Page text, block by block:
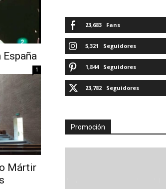
España
1
Mártir
23,683 Fans
5,321 Seguidores
1,844 Seguidores
23,782 Seguidores
Promoción